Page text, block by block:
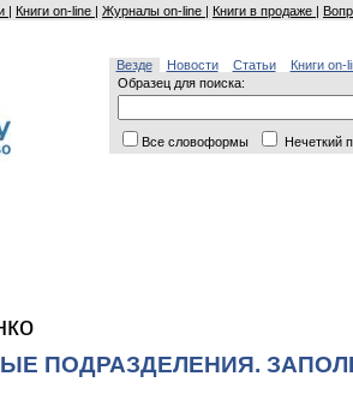
| Книги on-line | Журналы on-line | Книги в продаже |
Везде Новости Статьи
Книги on-
Образец для поиска:
Все словоформы Нечеткий
ПОДРАЗДЕЛЕНИЯ.